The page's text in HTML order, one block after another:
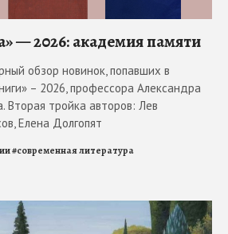
— 2026: академия памяти
обзор новинок, попавших в
– 2026, профессора Александра
Вторая тройка авторов: Лев
Елена Долгопят
#современная литература